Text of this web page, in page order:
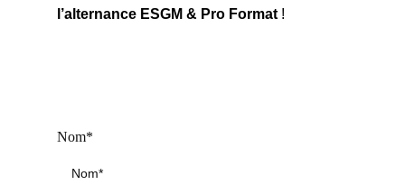
l’alternance ESGM & Pro Format!
Nom*